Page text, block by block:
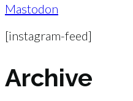
Mastodon
[instagram-feed]
Archive